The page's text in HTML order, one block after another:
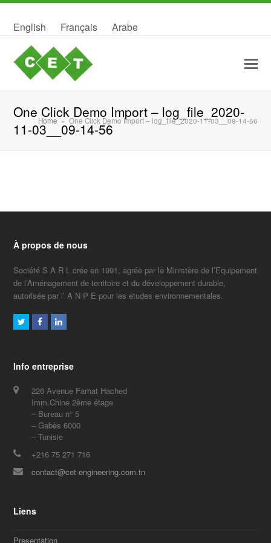
English Français Arabe
One Click Demo Import – log_file_2020-
11-03__09-14-56
Home » One Click Demo Import – log_file_2020-11-03__09-14-56
À propos de nous
Société S A R L crée en 1991, agrée par le Ministère de l’Equipement
de l’Aménagement de territoire et du développement durable,
autorisée par l’ A N P E pour les études environnementales.
TwitterFacebookLinkedIn
Info entreprise
226 Avenue Farhat Hached
Imm.Chine 2ème étage
– Bureau n° 5
– Gabès 6000
– Tunisie
+216 75 271 716
contact@cet-engineering.com.tn
Liens
Presentation